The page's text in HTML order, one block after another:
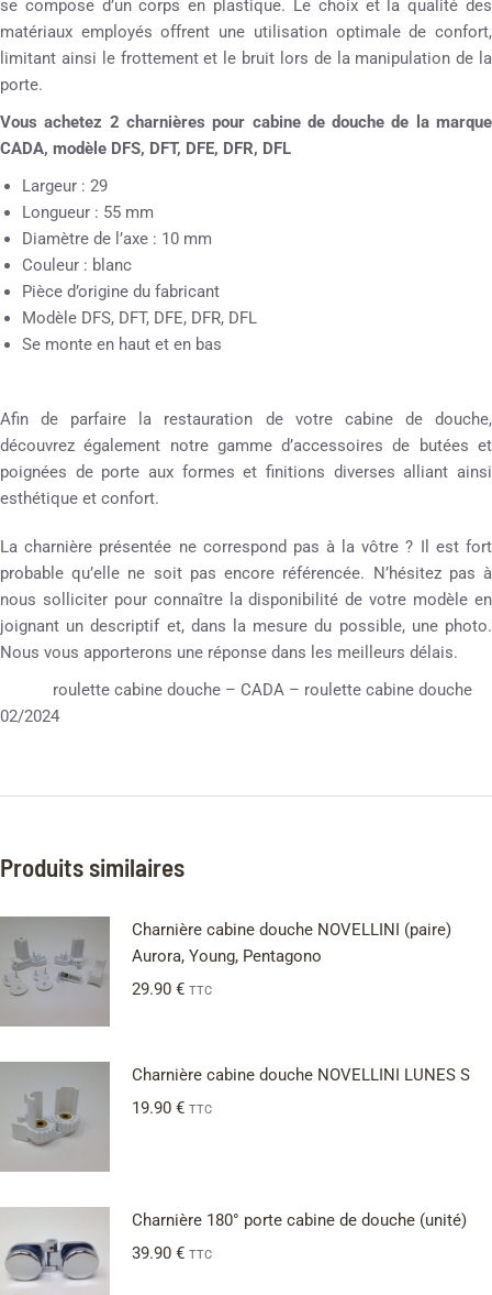
se compose d’un corps en plastique. Le choix et la qualité des
matériaux employés offrent une utilisation optimale de confort,
limitant ainsi le frottement et le bruit lors de la manipulation de la
porte.
Vous achetez 2 charnières pour cabine de douche de la marque
CADA, modèle DFS, DFT, DFE, DFR, DFL
Largeur : 29
Longueur : 55 mm
Diamètre de l’axe : 10 mm
Couleur : blanc
Pièce d’origine du fabricant
Modèle DFS, DFT, DFE, DFR, DFL
Se monte en haut et en bas
Afin de parfaire la restauration de votre cabine de douche,
découvrez également notre gamme d’accessoires de butées et
poignées de porte aux formes et finitions diverses alliant ainsi
esthétique et confort.
La charnière présentée ne correspond pas à la vôtre ? Il est fort
probable qu’elle ne soit pas encore référencée. N’hésitez pas à
nous solliciter pour connaître la disponibilité de votre modèle en
joignant un descriptif et, dans la mesure du possible, une photo.
Nous vous apporterons une réponse dans les meilleurs délais.
roulette cabine douche – CADA – roulette cabine douche
02/2024
Produits similaires
Charnière cabine douche NOVELLINI (paire)
Aurora, Young, Pentagono
29.90 € TTC
Charnière cabine douche NOVELLINI LUNES S
19.90 € TTC
Charnière 180° porte cabine de douche (unité)
39.90 € TTC